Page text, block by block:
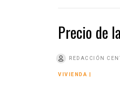
Precio de
REDACCIÓN
VIVIENDA